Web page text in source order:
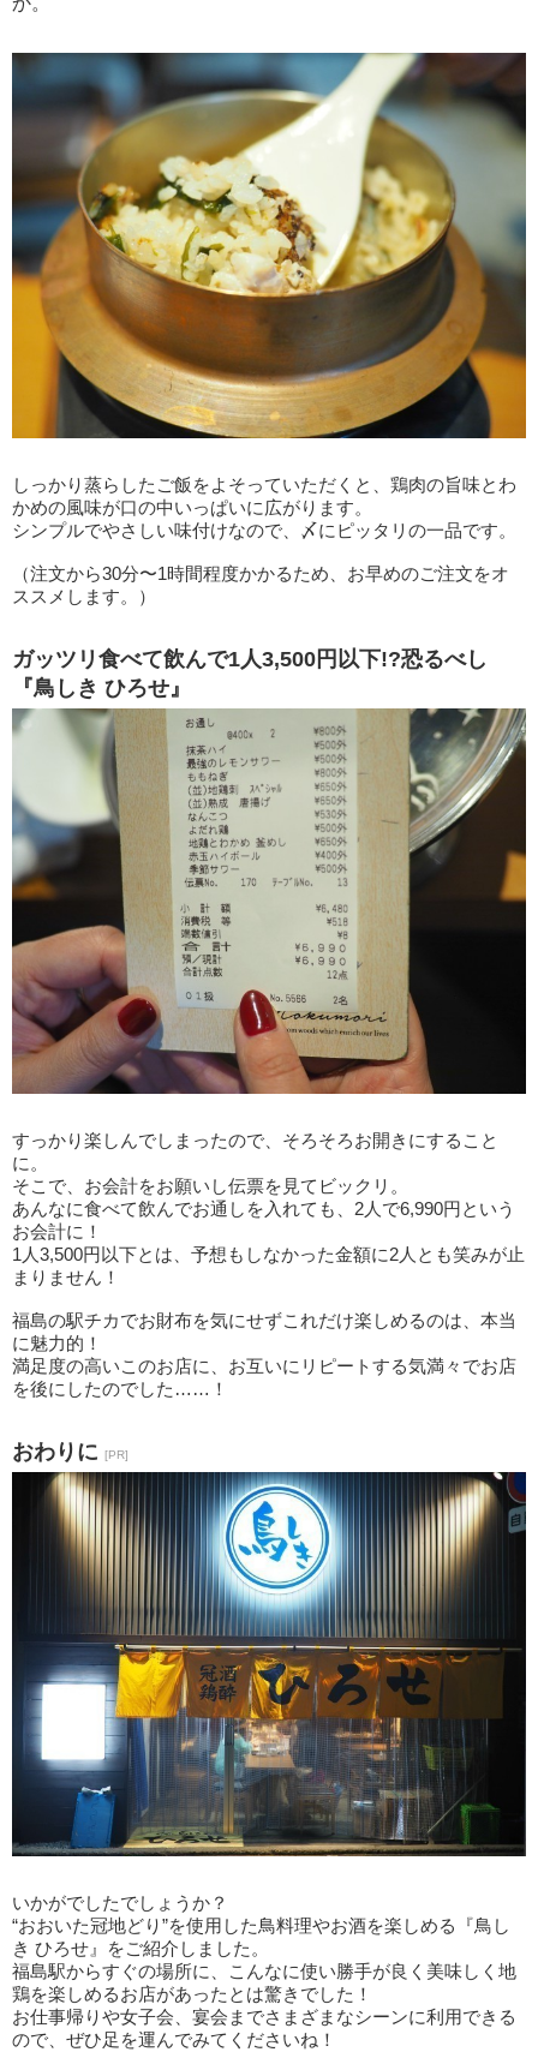
しっかり蒸らしたご飯をよそっていただくと、鶏肉の旨味とわ
かめの風味が口の中いっぱいに広がります。
シンプルでやさしい味付けなので、〆にピッタリの一品です。
（注文から30分〜1時間程度かかるため、お早めのご注文をオ
ススメします。）
ガッツリ食べて飲んで1人3,500円以下!?恐るべし
『鳥しき ひろせ』
すっかり楽しんでしまったので、そろそろお開きにすること
に。
そこで、お会計をお願いし伝票を見てビックリ。
あんなに食べて飲んでお通しを入れても、2人で6,990円という
お会計に！
1人3,500円以下とは、予想もしなかった金額に2人とも笑みが止
まりません！
福島の駅チカでお財布を気にせずこれだけ楽しめるのは、本当
に魅力的！
満足度の高いこのお店に、お互いにリピートする気満々でお店
を後にしたのでした……！
おわりに [PR]
いかがでしたでしょうか？
“おおいた冠地どり”を使用した鳥料理やお酒を楽しめる『鳥し
き ひろせ』をご紹介しました。
福島駅からすぐの場所に、こんなに使い勝手が良く美味しく地
鶏を楽しめるお店があったとは驚きでした！
お仕事帰りや女子会、宴会までさまざまなシーンに利用できる
ので、ぜひ足を運んでみてくださいね！